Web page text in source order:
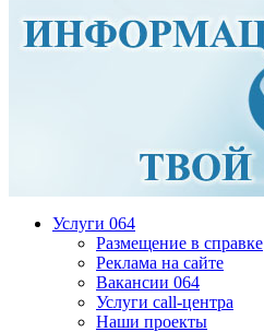
Услуги 064
Размещение в справке
Реклама на сайте
Вакансии 064
Услуги call-центра
Наши проекты